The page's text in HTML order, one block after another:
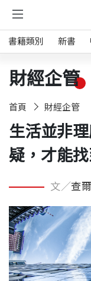
書籍類別 新書
財經企管
首頁 財經企管
生活並非
疑，才能
文／查